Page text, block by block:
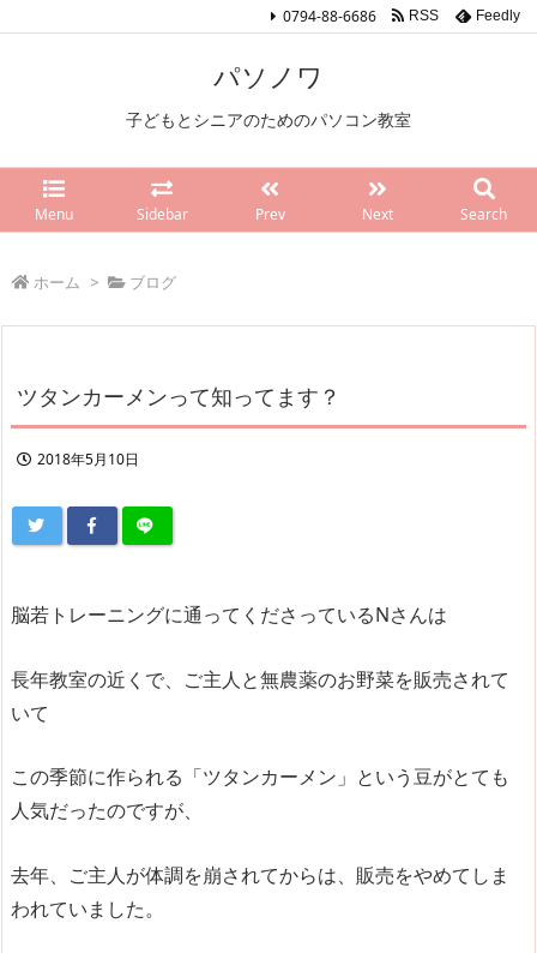
パソノワ
子どもとシニアのためのパソコン教室
Menu Sidebar Prev Next Search
0794-88-6686 RSS Feedly
ホーム > ブログ
ツタンカーメンって知ってます？
2018年5月10日
脳若トレーニングに通ってくださっているNさんは
長年教室の近くで、ご主人と無農薬のお野菜を販売されて
いて
この季節に作られる「ツタンカーメン」という豆がとても
人気だったのですが、
去年、ご主人が体調を崩されてからは、販売をやめてしま
われていました。